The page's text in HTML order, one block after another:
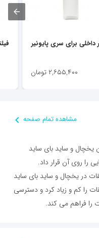
داخلی برای سری پایونیر
۲,۶۵۵,۴۰۰ تومان
مشاهده تمام صفحه
یخچال و ساید بای ساید
را روی آن قرار داد.
در یخچال و ساید بای ساید
را کم و زیاد کرد و دسترسی
را فراهم می کند.